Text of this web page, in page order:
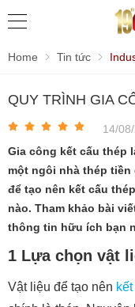
Home Tin tức
QUY TRÌNH GIA
14/
Gia công kết cấu thép
một ngôi nhà thép
để tạo nên kết cấu
nào. Tham khảo bài
thông tin hữu ích bạn
1 Lựa chọn vật
Vật liệu để tạo nên